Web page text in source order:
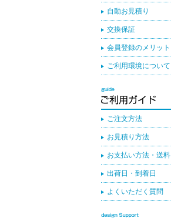
自動お見積り
交換保証
会員登録のメリット
ご利用環境について
ご注文方法
お見積り方法
お支払い方法・送料
出荷日・到着日
よくいただく質問